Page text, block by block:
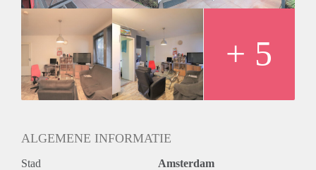
- Bathroom with shower, sink and toilet
- Free parking
- Close to the ferry
- Nice garden
Rental price € 1100,- ALL IN
Deposit equal to 2 months rent
+ 5
ALGEMENE INFORMATIE
Stad Amsterdam